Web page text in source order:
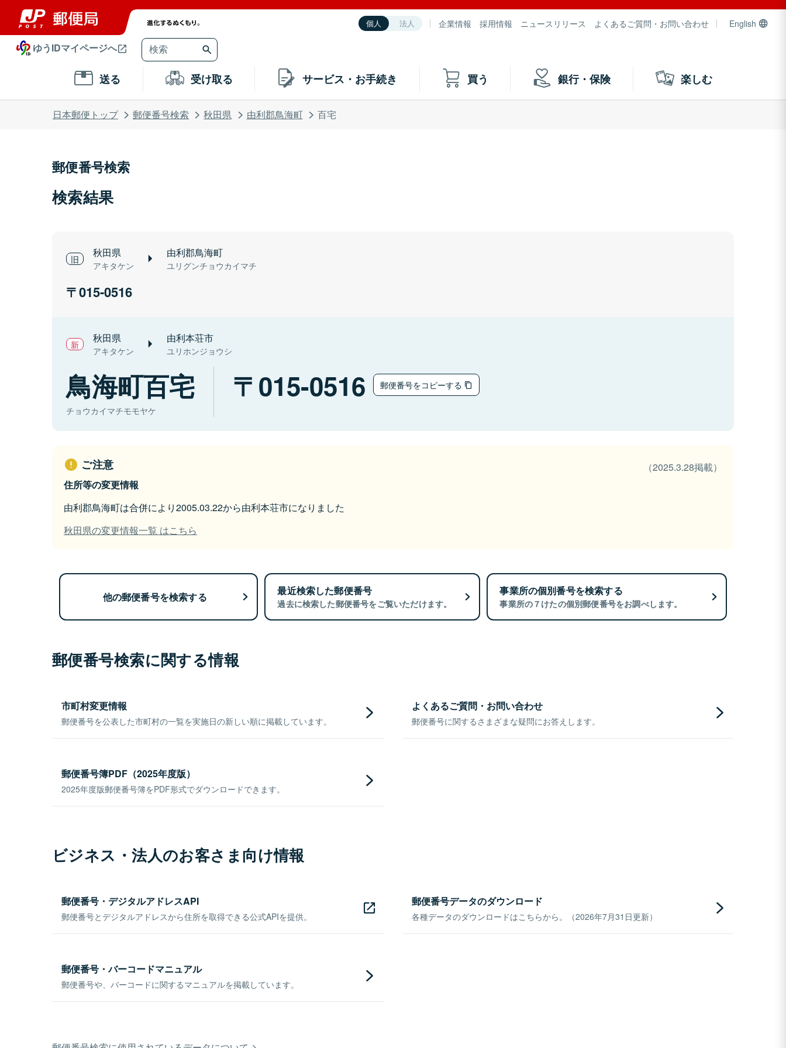
個人 法人 企業情報 採用情報 ニュースリリース よくあるご質問・お問い合わせ English
ゆうIDマイページへ
送る 受け取る サービス・お手続き 買う 銀行・保険 楽しむ
日本郵便トップ 郵便番号検索 秋田県 由利郡鳥海町 百宅
郵便番号検索
検索結果
秋田県
アキタケン
由利郡鳥海町
ユリグンチョウカイマチ
015-0516
秋田県
アキタケン
由利本荘市
ユリホンジョウシ
鳥海町百宅
チョウカイマチモモヤケ
015-0516 郵便番号をコピーする
ご注意
（2025.3.28掲載）
住所等の変更情報
由利郡鳥海町は合併により2005.03.22から由利本荘市になりました
秋田県の変更情報一覧 はこちら
他の郵便番号を検索する 最近検索した郵便番号
過去に検索した郵便番号をご覧いただけます。
事業所の個別番号を検索する
事業所の７けたの個別郵便番号をお調べします。
郵便番号検索に関する情報
市町村変更情報
郵便番号を公表した市町村の一覧を実施日の新しい順に掲載しています。
よくあるご質問・お問い合わせ
郵便番号に関するさまざまな疑問にお答えします。
郵便番号簿PDF（2025年度版）
2025年度版郵便番号簿をPDF形式でダウンロードできます。
ビジネス・法人のお客さま向け情報
郵便番号・デジタルアドレスAPI
郵便番号とデジタルアドレスから住所を取得できる公式APIを提供。
郵便番号データのダウンロード
各種データのダウンロードはこちらから。（2026年7月31日更新）
郵便番号・バーコードマニュアル
郵便番号や、バーコードに関するマニュアルを掲載しています。